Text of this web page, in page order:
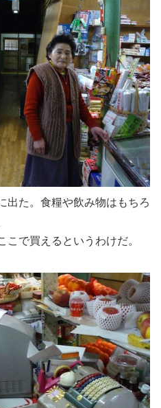
出た。食糧や飲み物はもちろ
で買えるというわけだ。